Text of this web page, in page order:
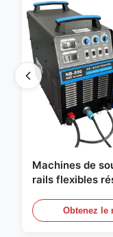
Machines de
rails flexibles
Obtenez le